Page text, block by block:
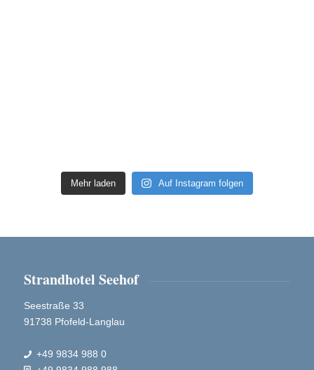
Mehr laden Auf Instagram folgen
Strandhotel Seehof
Seestraße 33
91738 Pfofeld-Langlau
 +49 9834 988 0